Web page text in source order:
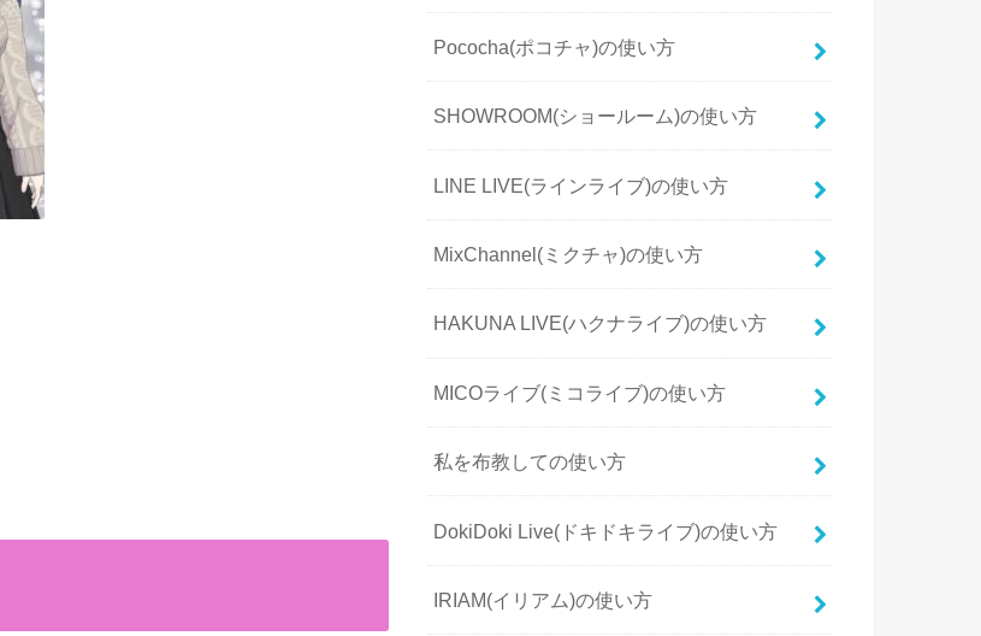
Pococha(ポコチャ)の使い方
SHOWROOM(ショールーム)の使い方
LINE LIVE(ラインライブ)の使い方
MixChannel(ミクチャ)の使い方
HAKUNA LIVE(ハクナライブ)の使い方
MICOライブ(ミコライブ)の使い方
私を布教しての使い方
DokiDoki Live(ドキドキライブ)の使い方
IRIAM(イリアム)の使い方